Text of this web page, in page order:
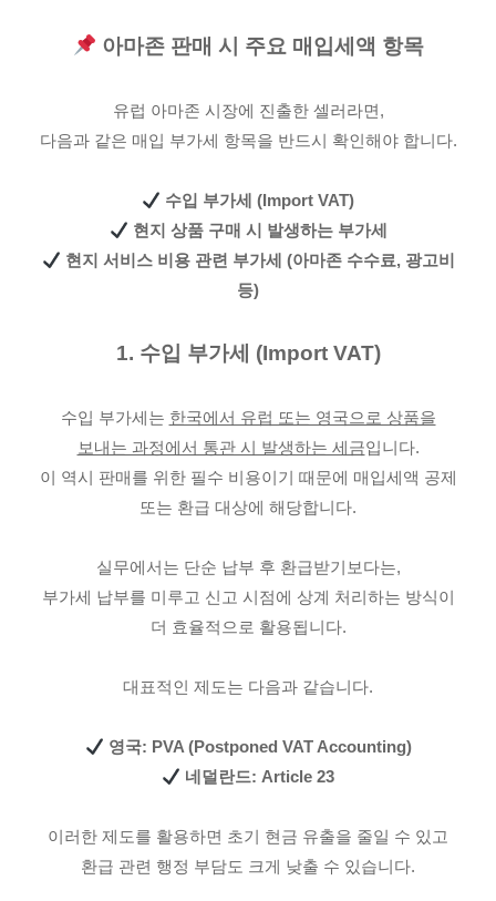
아마존 판매 시 주요 매입세액 항목
유럽 아마존 시장에 진출한 셀러라면,
다음과 같은 매입 부가세 항목을 반드시 확인해야 합니다.
수입 부가세 (Import VAT)
현지 상품 구매 시 발생하는 부가세
현지 서비스 비용 관련 부가세 (아마존 수수료, 광고비
등)
1. 수입 부가세 (Import VAT)
수입 부가세는 한국에서 유럽 또는 영국으로 상품을
보내는 과정에서 통관 시 발생하는 세금입니다.
이 역시 판매를 위한 필수 비용이기 때문에 매입세액 공제
또는 환급 대상에 해당합니다.
실무에서는 단순 납부 후 환급받기보다는,
부가세 납부를 미루고 신고 시점에 상계 처리하는 방식이
더 효율적으로 활용됩니다.
대표적인 제도는 다음과 같습니다.
영국: PVA (Postponed VAT Accounting)
네덜란드: Article 23
이러한 제도를 활용하면 초기 현금 유출을 줄일 수 있고
환급 관련 행정 부담도 크게 낮출 수 있습니다.